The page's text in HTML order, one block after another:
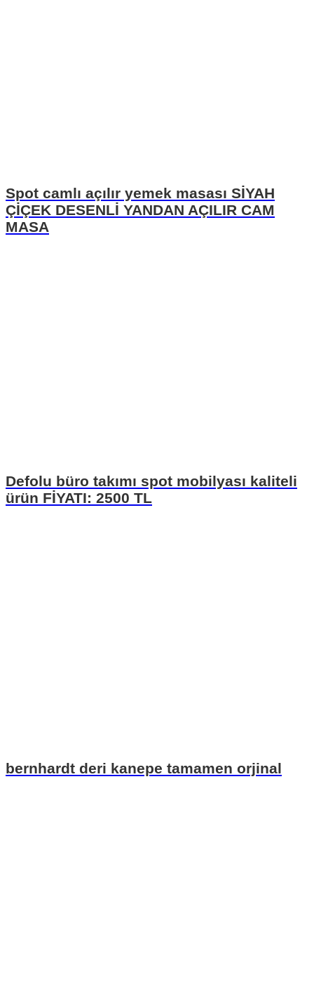
Spot camlı açılır yemek masası SİYAH
ÇİÇEK DESENLİ YANDAN AÇILIR CAM
MASA
Defolu büro takımı spot mobilyası kaliteli
ürün FİYATI: 2500 TL
bernhardt deri kanepe tamamen orjinal